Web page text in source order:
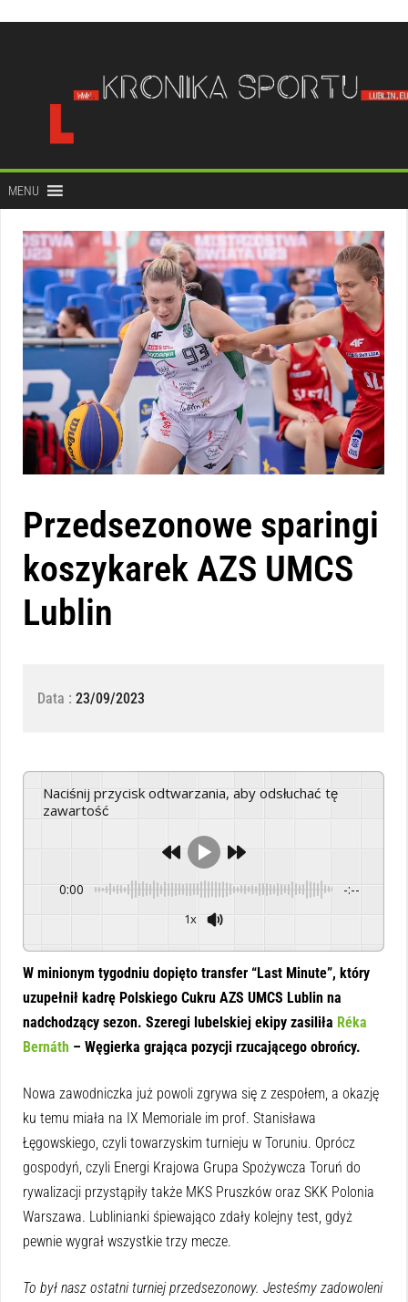
treści
MENU
Przedsezonowe sparingi
koszykarek AZS UMCS
Lublin
Data : 23/09/2023
Naciśnij przycisk odtwarzania, aby odsłuchać tę
zawartość
0:00 -:--
1x
W minionym tygodniu dopięto transfer “Last Minute”, który
uzupełnił kadrę Polskiego Cukru AZS UMCS Lublin na
nadchodzący sezon. Szeregi lubelskiej ekipy zasiliła Réka
Bernáth – Węgierka grająca pozycji rzucającego obrońcy.
Nowa zawodniczka już powoli zgrywa się z zespołem, a okazję
ku temu miała na IX Memoriale im prof. Stanisława
Łęgowskiego, czyli towarzyskim turnieju w Toruniu. Oprócz
gospodyń, czyli Energi Krajowa Grupa Spożywcza Toruń do
rywalizacji przystąpiły także MKS Pruszków oraz SKK Polonia
Warszawa. Lublinianki śpiewająco zdały kolejny test, gdyż
pewnie wygrał wszystkie trzy mecze.
To był nasz ostatni turniej przedsezonowy. Jesteśmy zadowoleni